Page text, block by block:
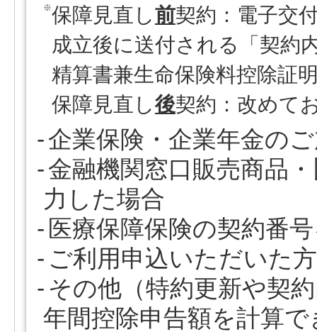
※保障見直し前契約：電子交
成立後に送付される「契約
精算書兼生命保険料控除証
保障見直し後契約：改めて
企業保険・企業年金の
金融機関窓口販売商品
力した場合
医療保障保険の契約番
ご利用申込いただいた
その他（特約更新や契
年間控除申告額を計算